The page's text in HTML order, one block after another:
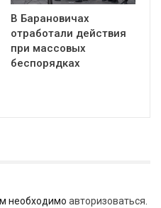
В Барановичах
отработали действия
при массовых
беспорядках
необходимо авторизоваться